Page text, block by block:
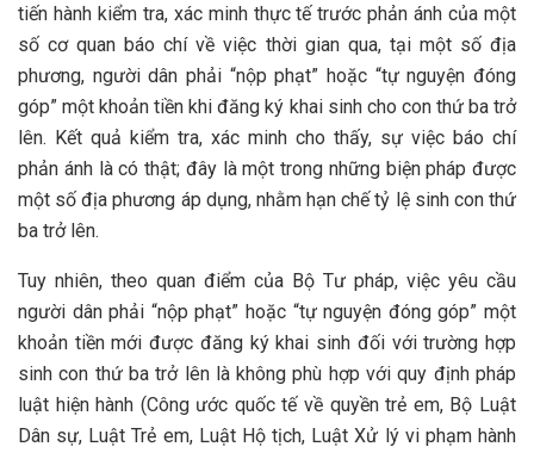
tiến hành kiểm tra, xác minh thực tế trước phản ánh của một
số cơ quan báo chí về việc thời gian qua, tại một số địa
phương, người dân phải “nộp phạt” hoặc “tự nguyện đóng
góp” một khoản tiền khi đăng ký khai sinh cho con thứ ba trở
lên. Kết quả kiểm tra, xác minh cho thấy, sự việc báo chí
phản ánh là có thật; đây là một trong những biện pháp được
một số địa phương áp dụng, nhằm hạn chế tỷ lệ sinh con thứ
ba trở lên.
Tuy nhiên, theo quan điểm của Bộ Tư pháp, việc yêu cầu
người dân phải “nộp phạt” hoặc “tự nguyện đóng góp” một
khoản tiền mới được đăng ký khai sinh đối với trường hợp
sinh con thứ ba trở lên là không phù hợp với quy định pháp
luật hiện hành (Công ước quốc tế về quyền trẻ em, Bộ Luật
Dân sự, Luật Trẻ em, Luật Hộ tịch, Luật Xử lý vi phạm hành